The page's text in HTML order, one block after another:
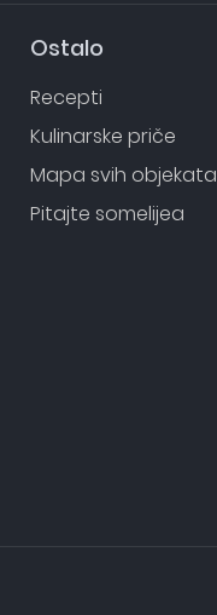
Ostalo
Recepti
Kulinarske priče
Mapa svih objekata
Pitajte somelijea